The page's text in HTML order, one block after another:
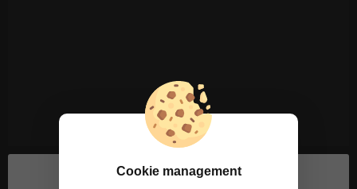
Cookie management